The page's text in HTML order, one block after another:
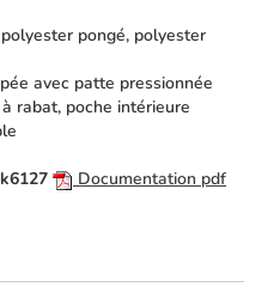
pongé, polyester
avec patte pressionnée
rabat, poche intérieure
Documentation pdf